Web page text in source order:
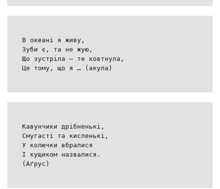
В океані я живу,
Зуби є, та не жую,
Що зустріла – те ковтнула,
Це тому, що я … (акула)
Кавунчики дрібненькі,
Смугасті та кисленькі,
У колючки вбралися
І кущиком назвалися.
(Аґрус)